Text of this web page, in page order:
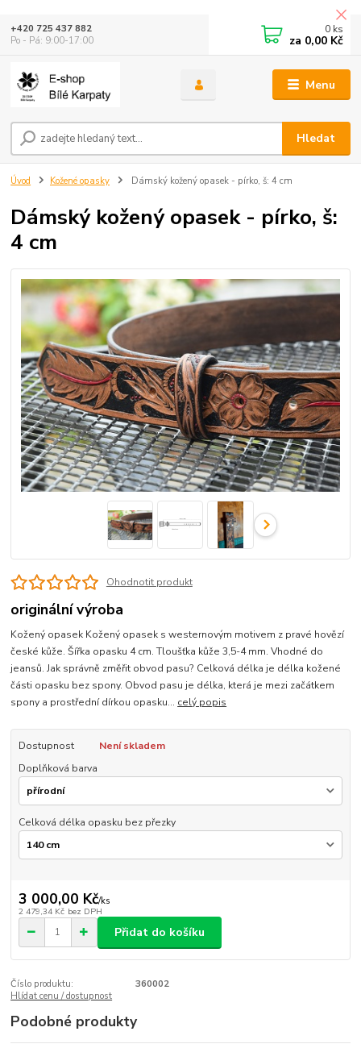
Menu
Hledat
+420 725 437 882
Po - Pá: 9:00-17:00
0 ks
za 0,00 Kč
Úvod Kožené opasky Dámský kožený opasek - pírko, š: 4 cm
Dámský kožený opasek - pírko, š:
4 cm
Ohodnotit produkt
originální výroba
Kožený opasek Kožený opasek s westernovým motivem z pravé hovězí
české kůže. Šířka opasku 4 cm. Tloušťka kůže 3,5-4 mm. Vhodné do
jeansů. Jak správně změřit obvod pasu? Celková délka je délka kožené
části opasku bez spony. Obvod pasu je délka, která je mezi začátkem
spony a prostřední dírkou opasku... celý popis
Dostupnost
Není skladem
Doplňková barva
Celková délka opasku bez přezky
3 000,00 Kč/ks
2 479,34 Kč bez DPH
Přidat do košíku
Číslo produktu:
360002
Hlídat cenu / dostupnost
Podobné produkty